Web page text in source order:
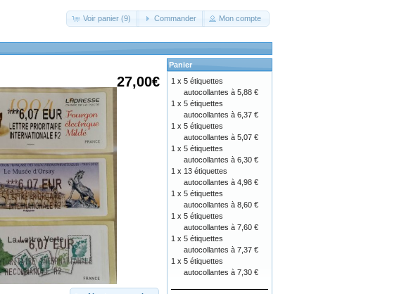
Voir panier (9) Commander Mon compte
27,00€
Panier
1 x 5 étiquettes
autocollantes à 5,88 €
1 x 5 étiquettes
autocollantes à 6,37 €
1 x 5 étiquettes
autocollantes à 5,07 €
1 x 5 étiquettes
autocollantes à 6,30 €
1 x 13 étiquettes
autocollantes à 4,98 €
1 x 5 étiquettes
autocollantes à 8,60 €
1 x 5 étiquettes
autocollantes à 7,60 €
1 x 5 étiquettes
autocollantes à 7,37 €
1 x 5 étiquettes
autocollantes à 7,30 €